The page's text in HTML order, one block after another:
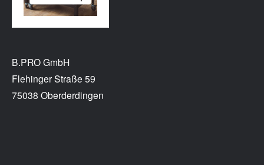
B.PRO GmbH
Flehinger Straße 59
75038 Oberderdingen